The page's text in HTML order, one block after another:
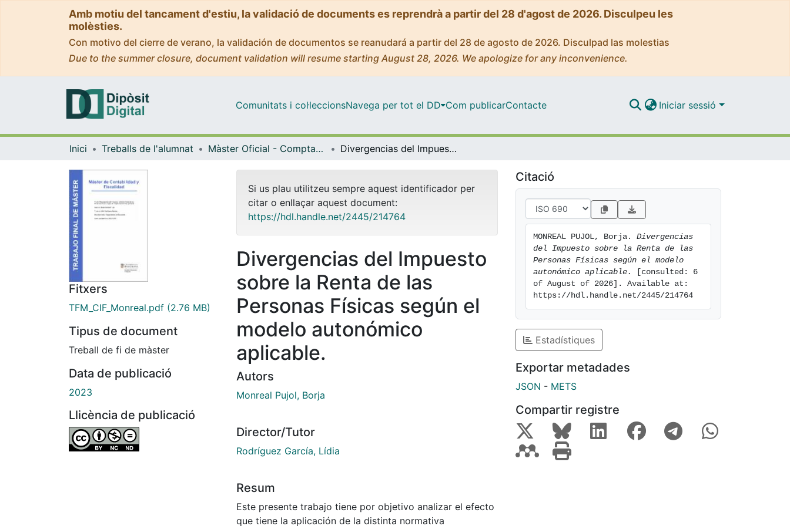
Amb motiu del tancament d'estiu, la validació de documents es reprendrà a partir del 28 d'agost de 2026. Disculpeu les
molèsties.
Con motivo del cierre de verano, la validación de documentos se reanudará a partir del 28 de agosto de 2026. Disculpad las molestias
Due to the summer closure, document validation will resume starting August 28, 2026. We apologize for any inconvenience.
Comunitats i col·leccionsNavega per tot el DD Com publicarContacte Iniciar sessió
Inici Treballs de l'alumnat Màster Oficial - Comptabilitat i Fiscalitat Divergencias del Impuesto sobre la Renta de las Personas Físicas según el modelo autonómico aplicable.
Fitxers
TFM_CIF_Monreal.pdf (2.76 MB)
Tipus de document
Treball de fi de màster
Data de publicació
2023
Llicència de publicació
Si us plau utilitzeu sempre aquest identificador per
citar o enllaçar aquest document:
https://hdl.handle.net/2445/214764
Divergencias del Impuesto
sobre la Renta de las
Personas Físicas según el
modelo autonómico
aplicable.
Autors
Monreal Pujol, Borja
Director/Tutor
Rodríguez García, Lídia
Resum
Este presente trabajo tiene por objetivo analizar el efecto
que tiene la aplicación de la distinta normativa
Citació
MONREAL PUJOL, Borja. Divergencias
del Impuesto sobre la Renta de las
Personas Físicas según el modelo
autonómico aplicable.
[consulted: 6
of August of 2026]. Available at:
https://hdl.handle.net/2445/214764
Estadístiques
Exportar metadades
JSON - METS
Compartir registre